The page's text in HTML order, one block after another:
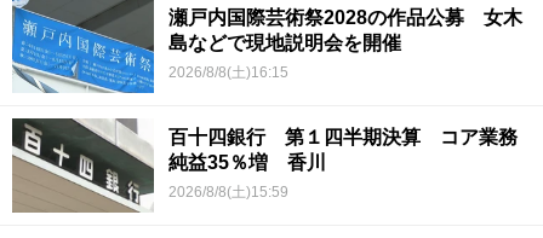
瀬戸内国際芸術祭2028の作品公募 女木
島などで現地説明会を開催
2026/8/8(土)16:15
百十四銀行 第１四半期決算 コア業務
純益35％増 香川
2026/8/8(土)15:59